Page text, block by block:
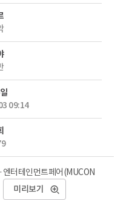
09:14
터테인먼트페어(MUCON
미리보기